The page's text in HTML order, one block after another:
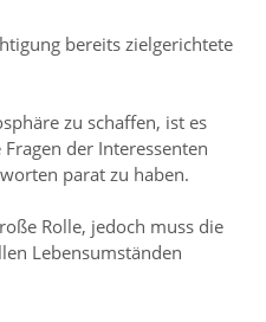
bereits zielgerichtete
zu schaffen, ist es
der Interessenten
parat zu haben.
Rolle, jedoch muss die
Lebensumständen